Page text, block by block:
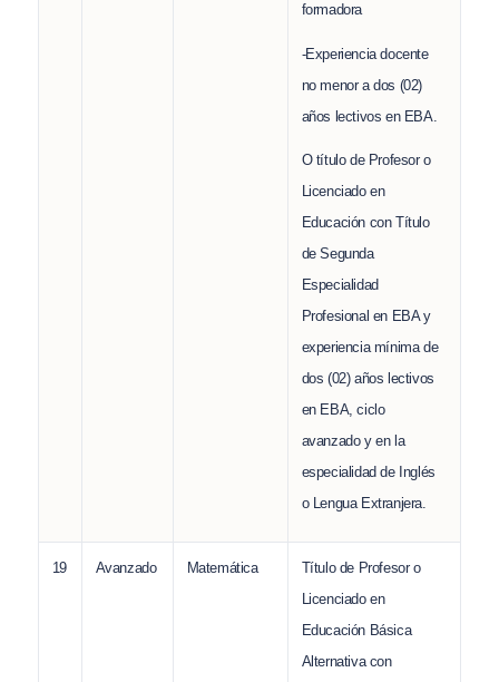
formadora
-Experiencia docente
no menor a dos (02)
años lectivos en EBA.
O título de Profesor o
Licenciado en
Educación con Título
de Segunda
Especialidad
Profesional en EBA y
experiencia mínima de
dos (02) años lectivos
en EBA, ciclo
avanzado y en la
especialidad de Inglés
o Lengua Extranjera.
19 Avanzado Matemática
Título de Profesor o
Licenciado en
Educación Básica
Alternativa con